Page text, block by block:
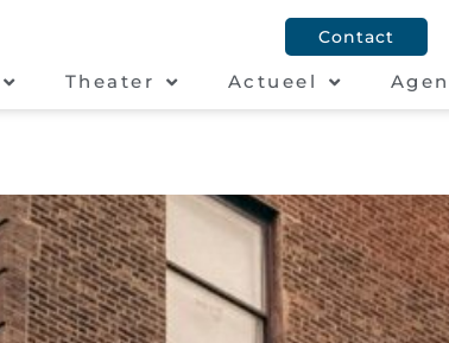
Contact
Theater Actueel